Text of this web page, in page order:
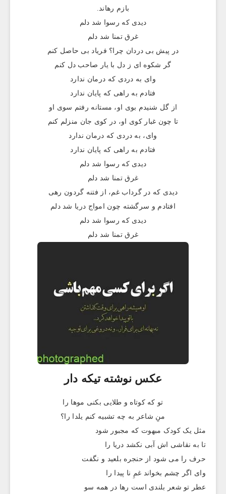
بازم رهاند.
دیدی که رسوا شد دلم
غرق تمنا شد دلم
در پیش بی دردان چرا؟ فریاد بی حاصل کنم
گر شکوه ای ز دل با یار صاحب دل کنم
وای به دردی که درمان ندارد
فتادم به راهی که پایان ندارد
از گل شنیدم بوی او، مستانه رفتم سوی او
تا چون غبار کوی او، در کوی جان منزلم کنم
وای، به دردی که درمان ندارد
فتادم به راهی که پایان ندارد
دیدی که رسوا شد دلم
غرق تمنا شد دلم
دیدی که در گرداب غم، از فتنه گردون رهی
افتادم و سرگشته چون امواج دریا شد دلم
دیدی که رسوا شد دلم
غرق تمنا شد دلم
عکس نوشته تيکه دار
تو که کوتاه و طلایی بکنی موها را
منِ شاعر به چه تشبیه کنم یلدا را؟
مثل یک کودک مبهوت که مجبور شود
تا به نقاشی اش آبی نکشد دریا را
حرف را می شود از حنجره بلعید و نگفت
وای اگر چشم بخواند غمِ نا پیدا را
عطر تو شعر بلندی است رها در همه سو